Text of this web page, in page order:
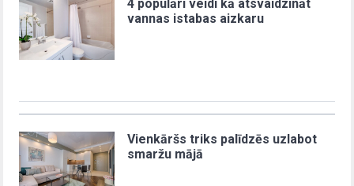
4 populāri veidi kā atsvaidzināt
vannas istabas aizkaru
Vienkāršs triks palīdzēs uzlabot
smaržu mājā